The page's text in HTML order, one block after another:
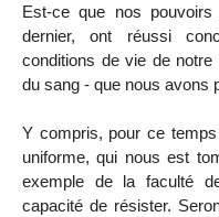
Est-ce que nos
dernier, ont réussi
conditions de vie de
du sang - que nous avons
Y compris, pour ce
uniforme, qui nous est
exemple de la faculté
capacité de résister.